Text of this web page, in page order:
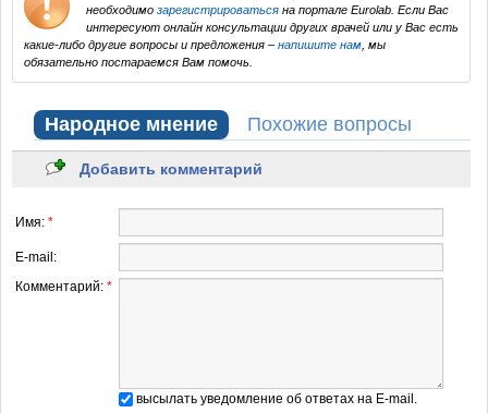
необходимо зарегистрироваться на портале Eurolab. Если Вас
интересуют онлайн консультации других врачей или у Вас есть
какие-либо другие вопросы и предложения – напишите нам , мы
обязательно постараемся Вам помочь.
Народное мнение Похожие вопросы
Добавить комментарий
Имя: *
E-mail:
Комментарий: *
высылать уведомление об ответах на E-mail.